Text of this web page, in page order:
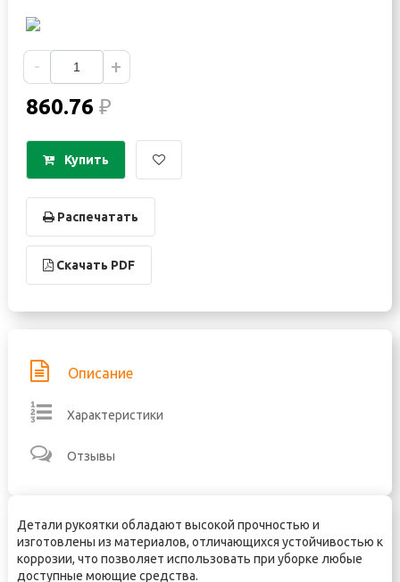
- +
860.76 ₽
Купить
Распечатать
Скачать PDF
Описание
Характеристики
Отзывы
Детали рукоятки обладают высокой прочностью и
изготовлены из материалов, отличающихся устойчивостью к
коррозии, что позволяет использовать при уборке любые
доступные моющие средства.